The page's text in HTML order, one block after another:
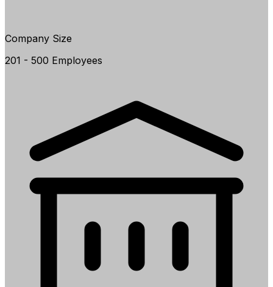
Company Size
201 - 500 Employees